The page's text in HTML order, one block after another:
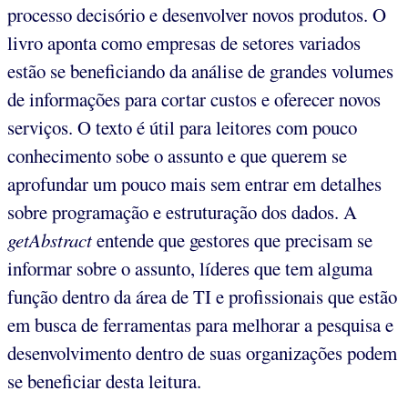
processo decisório e desenvolver novos produtos. O
livro aponta como empresas de setores variados
estão se beneficiando da análise de grandes volumes
de informações para cortar custos e oferecer novos
serviços. O texto é útil para leitores com pouco
conhecimento sobe o assunto e que querem se
aprofundar um pouco mais sem entrar em detalhes
sobre programação e estruturação dos dados. A
getAbstractentende que gestores que precisam se
informar sobre o assunto, líderes que tem alguma
função dentro da área de TI e profissionais que estão
em busca de ferramentas para melhorar a pesquisa e
desenvolvimento dentro de suas organizações podem
se beneficiar desta leitura.